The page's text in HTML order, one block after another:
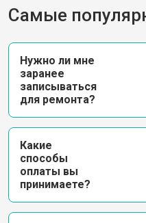
Самые
Нужно ли мне
заранее
записываться
для ремонта?
Какие
способы
оплаты вы
принимаете?